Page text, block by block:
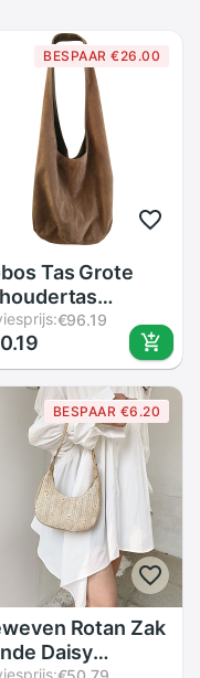
BESPAAR €26.00
Tas Grote
Vrouwen
Knoedel
Casual
Grote
Handtas
€96.19
BESPAAR €6.20
Rotan Zak
Daisy